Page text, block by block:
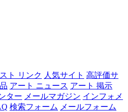
ト リンク 人気サイト 高評価サ
アート ニュース アート 掲示
ター メールマガジン インフォメ
検索フォーム メールフォーム